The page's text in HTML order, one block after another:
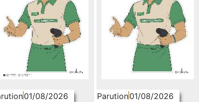
01/08/2026 Parution01/08/2026